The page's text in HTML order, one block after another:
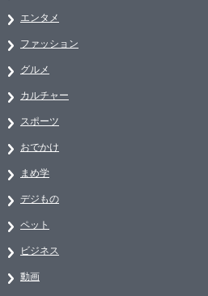
エンタメ
ファッション
グルメ
カルチャー
スポーツ
おでかけ
まめ学
デジもの
ペット
ビジネス
動画